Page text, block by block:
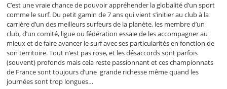
C’est une vraie chance de pouvoir appréhender la globalité d’un sport
comme le surf. Du petit gamin de 7 ans qui vient s’initier au club à la
carrière d’un des meilleurs surfeurs de la planète, les membre d’un
club, d’un comité, ligue ou fédération essaie de les accompagner au
mieux et de faire avancer le surf avec ses particularités en fonction de
son territoire. Tout n’est pas rose, et les désaccords sont parfois
(souvent) profonds mais cela reste passionnant et ces championnats
de France sont toujours d’une grande richesse même quand les
journées sont trop longues…